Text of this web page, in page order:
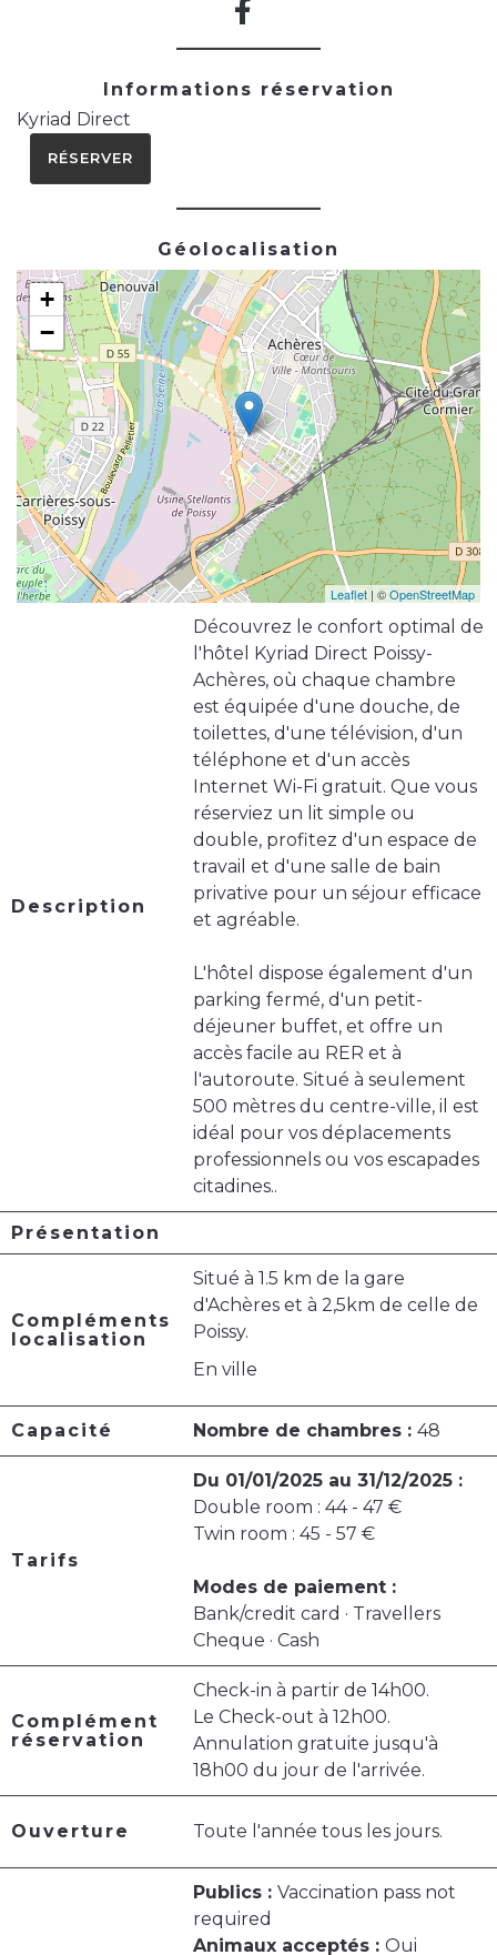
Informations réservation
Kyriad Direct
RÉSERVER
Géolocalisation
+
−
Leaflet| ©OpenStreetMap
Description
Découvrez le confort optimal de
l'hôtel Kyriad Direct Poissy-
Achères, où chaque chambre
est équipée d'une douche, de
toilettes, d'une télévision, d'un
téléphone et d'un accès
Internet Wi-Fi gratuit. Que vous
réserviez un lit simple ou
double, profitez d'un espace de
travail et d'une salle de bain
privative pour un séjour efficace
et agréable.
L'hôtel dispose également d'un
parking fermé, d'un petit-
déjeuner buffet, et offre un
accès facile au RER et à
l'autoroute. Situé à seulement
500 mètres du centre-ville, il est
idéal pour vos déplacements
professionnels ou vos escapades
citadines..
Présentation
Compléments
localisation
Situé à 1.5 km de la gare
d'Achères et à 2,5km de celle de
Poissy.
En ville
Capacité Nombre de chambres : 48
Tarifs
Du 01/01/2025 au 31/12/2025 :
Double room : 44 - 47 €
Twin room : 45 - 57 €
Modes de paiement :
Bank/credit card · Travellers
Cheque · Cash
Complément
réservation
Check-in à partir de 14h00.
Le Check-out à 12h00.
Annulation gratuite jusqu'à
18h00 du jour de l'arrivée.
Ouverture Toute l'année tous les jours.
Publics : Vaccination pass not
required
Animaux acceptés : Oui